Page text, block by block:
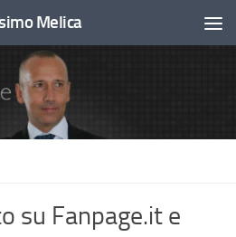
Melica
su Fanpage.it e